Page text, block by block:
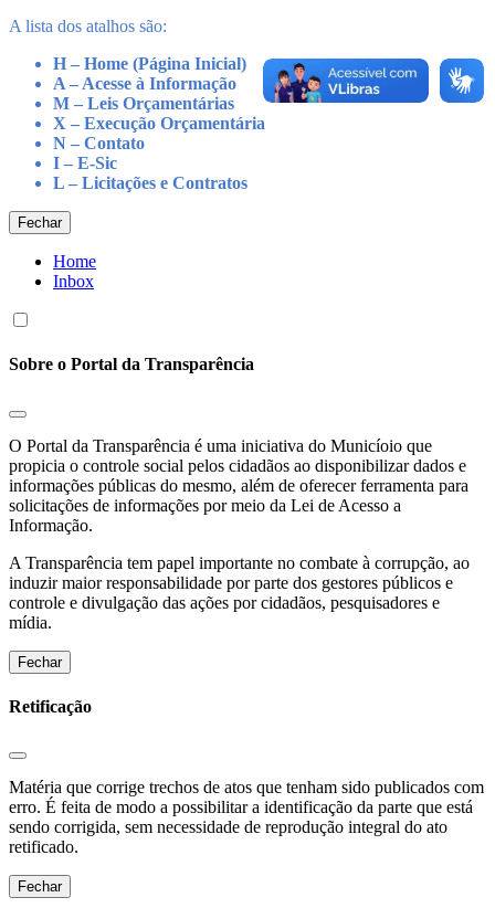
A lista dos atalhos são:
H – Home (Página Inicial)
A – Acesse à Informação
M – Leis Orçamentárias
X – Execução Orçamentária
N – Contato
I – E-Sic
L – Licitações e Contratos
Fechar
Home
Inbox
Sobre o Portal da Transparência
O Portal da Transparência é uma iniciativa do Municíoio que
propicia o controle social pelos cidadãos ao disponibilizar dados e
informações públicas do mesmo, além de oferecer ferramenta para
solicitações de informações por meio da Lei de Acesso a
Informação.
A Transparência tem papel importante no combate à corrupção, ao
induzir maior responsabilidade por parte dos gestores públicos e
controle e divulgação das ações por cidadãos, pesquisadores e
mídia.
Fechar
Retificação
Matéria que corrige trechos de atos que tenham sido publicados com
erro. É feita de modo a possibilitar a identificação da parte que está
sendo corrigida, sem necessidade de reprodução integral do ato
retificado.
Fechar